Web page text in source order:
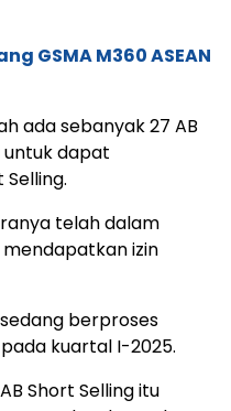
GSMA M360 ASEAN
ada sebanyak 27 AB
dapat
telah dalam
izin
berproses
kuartal I-2025.
Short Selling itu